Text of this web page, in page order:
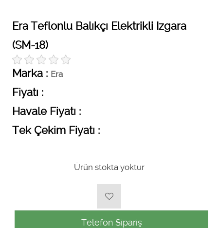
Era Teflonlu Balıkçı Elektrikli Izgara
(SM-18)
Marka : Era
Fiyatı :
Havale Fiyatı :
Tek Çekim Fiyatı :
Ürün stokta yoktur
Telefon Sipariş